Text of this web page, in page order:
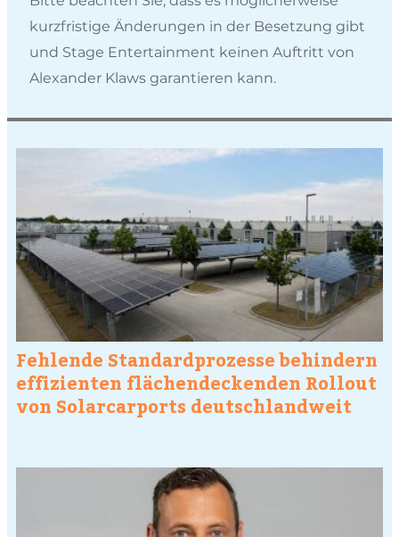
kurzfristige Änderungen in der Besetzung gibt
und Stage Entertainment keinen Auftritt von
Alexander Klaws garantieren kann.
Fehlende Standardprozesse behindern
effizienten flächendeckenden Rollout
von Solarcarports deutschlandweit